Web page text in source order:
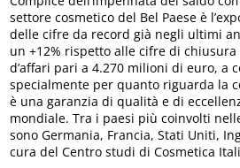
settore cosmetico del Bel Paese è
delle cifre da record già negli ultimi
un +12% rispetto alle cifre di
d’affari pari a 4.270 milioni di euro, a
specialmente per quanto riguarda la
è una garanzia di qualità e di
mondiale. Tra i paesi più coinvolti
sono Germania, Francia, Stati Uniti,
cura del Centro studi di Cosmetica